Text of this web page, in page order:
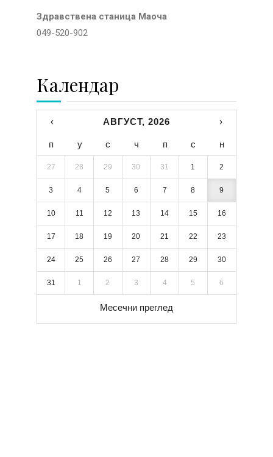
Здравствена станица Маоча
049-520-902
Календар
‹ АВГУСТ, 2026 ›
п у с ч п с н
27 28 29 30 31 1 2
3 4 5 6 7 8 9
10 11 12 13 14 15 16
17 18 19 20 21 22 23
24 25 26 27 28 29 30
31 1 2 3 4 5 6
Месечни преглед